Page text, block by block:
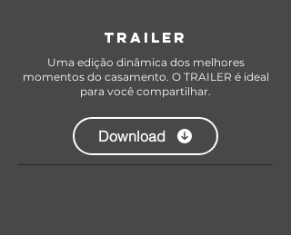
TRAILER
Uma edição dinâmica dos melhores
momentos do casamento. O TRAILER é ideal
para você compartilhar.
Download